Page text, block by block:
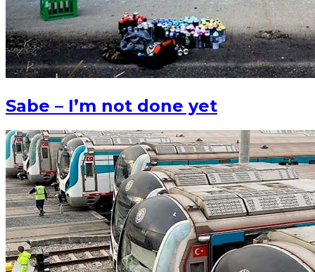
Sabe – I’m not done yet